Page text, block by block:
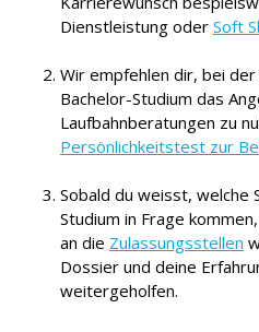
Dienstleistung oder Soft
Wir empfehlen dir, bei der
Bachelor-Studium das
Laufbahnberatungen zu
Persönlichkeitstest zur
Sobald du weisst, welche
Studium in Frage
an die Zulassungsstellen
Dossier und deine
weitergeholfen.